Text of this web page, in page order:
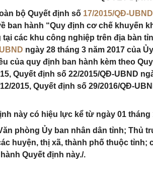
bộ Quyết định số 17/2015/QĐ-UBND
ban hành “Quy định cơ chế khuyến
các khu công nghiệp trên địa bàn
ngày 28 tháng 3 năm 2017 của
của quy định ban hành kèm theo
Quyết định số 22/2015/QĐ-UBND
2015, Quyết định số 29/2016/QĐ-
này có hiệu lực kể từ ngày 01 tháng
phòng Ủy ban nhân dân tỉnh; Thủ
huyện, thị xã, thành phố thuộc tỉnh;
Quyết định này./.